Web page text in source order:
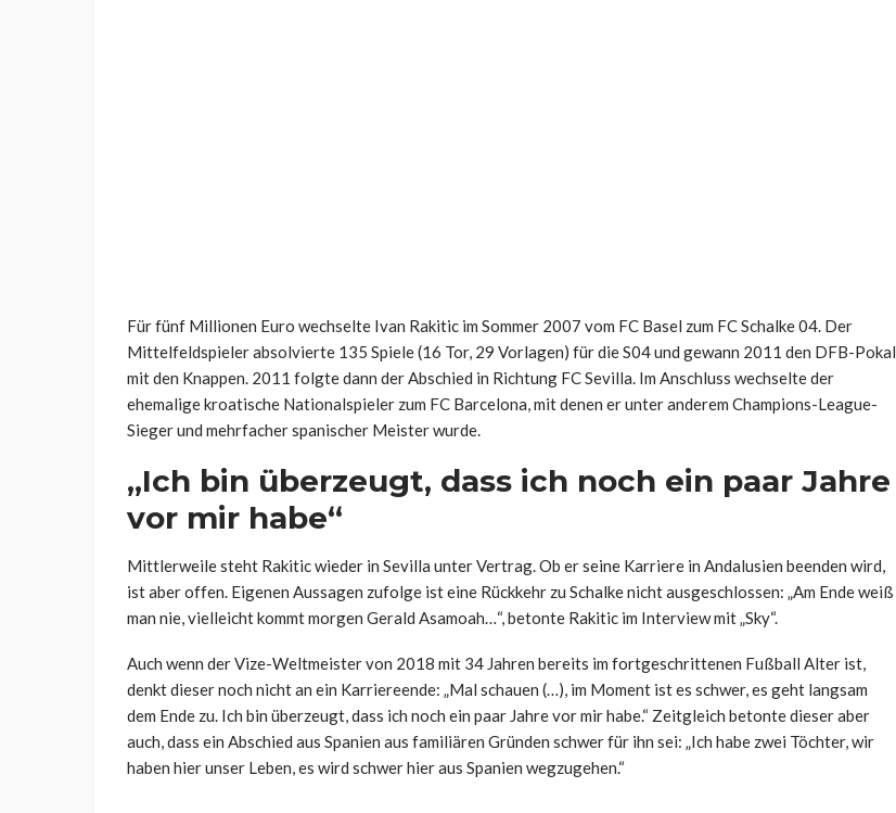
Für fünf Millionen Euro wechselte Ivan Rakitic im Sommer 2007 vom FC Basel zum FC Schalke 04. Der
Mittelfeldspieler absolvierte 135 Spiele (16 Tor, 29 Vorlagen) für die S04 und gewann 2011 den DFB-Pokal
mit den Knappen. 2011 folgte dann der Abschied in Richtung FC Sevilla. Im Anschluss wechselte der
ehemalige kroatische Nationalspieler zum FC Barcelona, mit denen er unter anderem Champions-League-
Sieger und mehrfacher spanischer Meister wurde.
„Ich bin überzeugt, dass ich noch ein paar Jahre
vor mir habe“
Mittlerweile steht Rakitic wieder in Sevilla unter Vertrag. Ob er seine Karriere in Andalusien beenden wird,
ist aber offen. Eigenen Aussagen zufolge ist eine Rückkehr zu Schalke nicht ausgeschlossen: „Am Ende weiß
man nie, vielleicht kommt morgen Gerald Asamoah…“, betonte Rakitic im Interview mit „Sky“.
Auch wenn der Vize-Weltmeister von 2018 mit 34 Jahren bereits im fortgeschrittenen Fußball Alter ist,
denkt dieser noch nicht an ein Karriereende: „Mal schauen (…), im Moment ist es schwer, es geht langsam
dem Ende zu. Ich bin überzeugt, dass ich noch ein paar Jahre vor mir habe.“ Zeitgleich betonte dieser aber
auch, dass ein Abschied aus Spanien aus familiären Gründen schwer für ihn sei: „Ich habe zwei Töchter, wir
haben hier unser Leben, es wird schwer hier aus Spanien wegzugehen.“